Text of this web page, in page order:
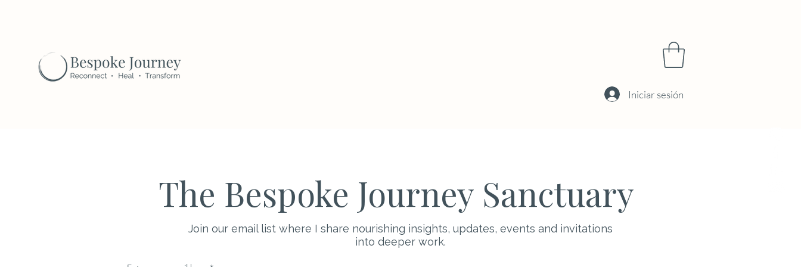
Iniciar sesión
The Bespoke Journey Sanctuary
Join our email list where I share nourishing insights, updates, events and invitations
into deeper work.